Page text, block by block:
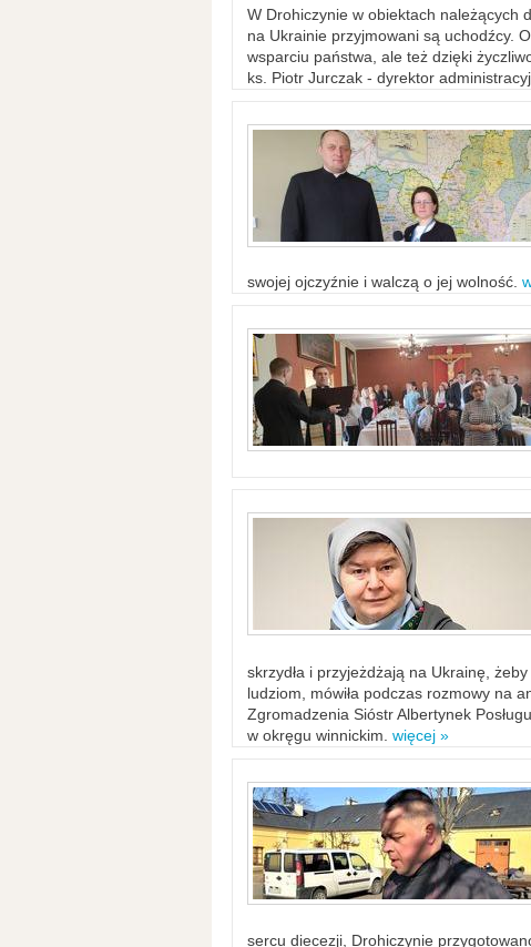
W Drohiczynie w obiektach należących
na Ukrainie przyjmowani są uchodźcy.
wsparciu państwa, ale też dzięki
ks. Piotr Jurczak - dyrektor
swojej ojczyźnie i walczą o jej wolność.
skrzydła i przyjeżdżają na Ukrainę,
ludziom, mówiła podczas rozmowy na
Zgromadzenia Sióstr Albertynek
w okręgu winnickim. więcej »
sercu diecezji, Drohiczynie